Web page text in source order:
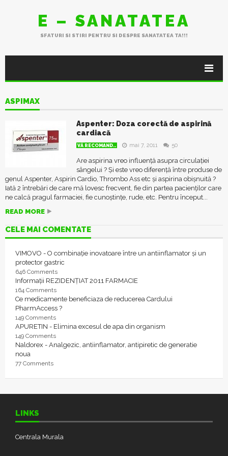
E – SANATATEA
SFATURI SI STIRI PENTRU SI DESPRE SANATATEA TA!!!
ASPIMAX
Aspenter: Doza corectă de aspirină
cardiacă
VĂ RECOMAND.. mai 7, 2011 50
Are aspirina vreo influență asupra circulației
sângelui ? Și este vreo diferență între produse de
genul Aspenter, Aspirin Cardio, Thrombo Ass etc și aspirina obișnuită ?
Iată 2 întrebări de care mă lovesc frecvent, fie din partea pacienților care
ne calcă pragul farmaciei, fie cunoștințe, rude, etc. Pentru început...
READ MORE
CELE MAI COMENTATE
VIMOVO - O combinație inovatoare între un antiinflamator și un
protector gastric
646 Comments
Informații REZIDENȚIAT 2011 FARMACIE
164 Comments
Ce medicamente beneficiaza de reducerea Cardului
PharmAccess ?
149 Comments
APURETIN - Elimina excesul de apa din organism
149 Comments
Naldorex - Analgezic, antiinflamator, antipiretic de generatie
noua
77 Comments
LINKS
Centrala Murala